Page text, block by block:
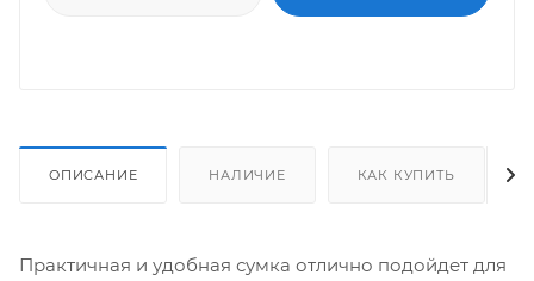
ОПИСАНИЕ НАЛИЧИЕ КАК КУПИТЬ
Практичная и удобная сумка отлично подойдет для